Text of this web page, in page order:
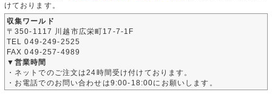
けております。
収集ワールド
〒350-1117 川越市広栄町17-7-1F
TEL 049-249-2525
FAX 049-257-4989
▼営業時間
・ネットでのご注文は24時間受け付けております。
・お電話でのお問い合わせは9:00-18:00にお願いします。